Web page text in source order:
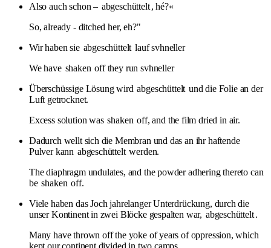
Also auch schon – abgeschüttelt , hé?«
So, already - ditched her, eh?"
Wir haben sie abgeschüttelt lauf svhneller
We have shaken off they run svhneller
Überschüssige Lösung wird abgeschüttelt und die Folie an der
Luft getrocknet.
Excess solution was shaken off, and the film dried in air.
Dadurch wellt sich die Membran und das an ihr haftende
Pulver kann abgeschüttelt werden.
The diaphragm undulates, and the powder adhering thereto can
be shaken off.
Viele haben das Joch jahrelanger Unterdrückung, durch die
unser Kontinent in zwei Blöcke gespalten war, abgeschüttelt.
Many have thrown off the yoke of years of oppression, which
kept our continent divided in two camps.